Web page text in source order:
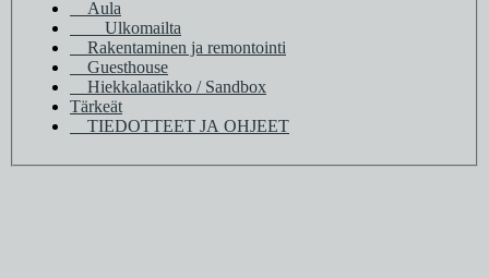
Aula
Ulkomailta
Rakentaminen ja remontointi
Guesthouse
Hiekkalaatikko / Sandbox
Tärkeät
TIEDOTTEET JA OHJEET